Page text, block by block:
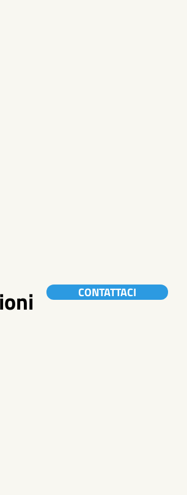
CONTATTACI